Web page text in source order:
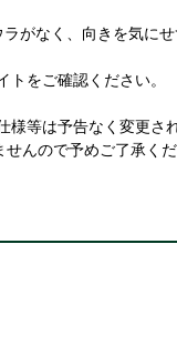
がなく、向きを気に
をご確認ください。
等は予告なく変更さ
せんので予めご了承く